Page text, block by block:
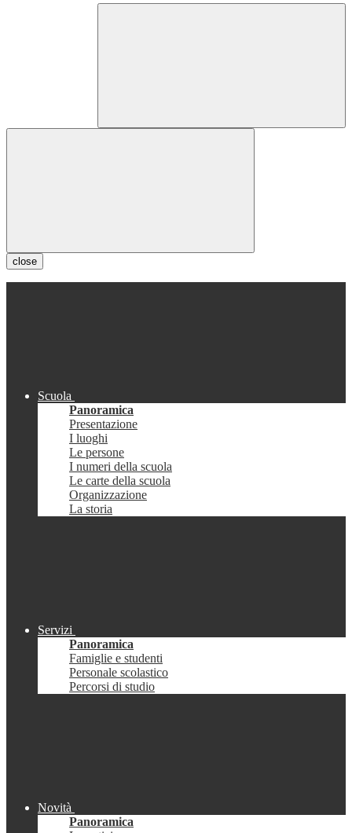
close
Scuola
Panoramica
Presentazione
I luoghi
Le persone
I numeri della scuola
Le carte della scuola
Organizzazione
La storia
Servizi
Panoramica
Famiglie e studenti
Personale scolastico
Percorsi di studio
Novità
Panoramica